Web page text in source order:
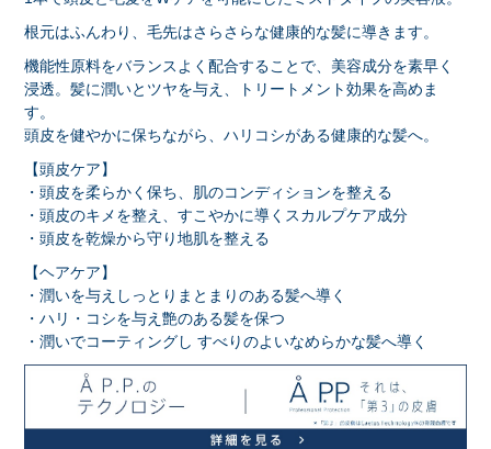
根元はふんわり、毛先はさらさらな健康的な髪に導きます。
機能性原料をバランスよく配合することで、美容成分を素早く
浸透。髪に潤いとツヤを与え、トリートメント効果を高めま
す。
頭皮を健やかに保ちながら、ハリコシがある健康的な髪へ。
【頭皮ケア】
・頭皮を柔らかく保ち、肌のコンディションを整える
・頭皮のキメを整え、すこやかに導くスカルプケア成分
・頭皮を乾燥から守り地肌を整える
【ヘアケア】
・潤いを与えしっとりまとまりのある髪へ導く
・ハリ・コシを与え艶のある髪を保つ
・潤いでコーティングし すべりのよいなめらかな髪へ導く